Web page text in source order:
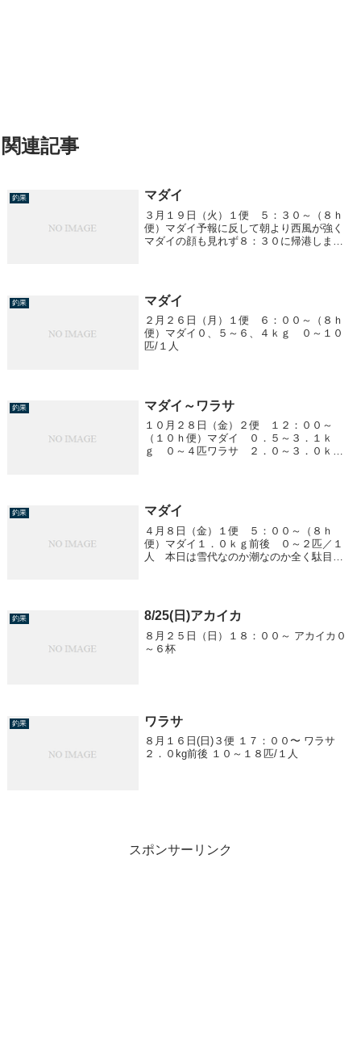
関連記事
釣果 マダイ
３月１９日（火）１便 ５：３０～（８ｈ
便）マダイ予報に反して朝より西風が強く
マダイの顔も見れず８：３０に帰港しまし
釣果 マダイ
２月２６日（月）１便 ６：００～（８ｈ
便）マダイ０、５～６、４ｋｇ ０～１０
匹/１人
釣果 マダイ～ワラサ
１０月２８日（金）２便 １２：００～
（１０ｈ便）マダイ ０．５～３．１ｋ
ｇ ０～４匹ワラサ ２．０～３．０ｋ
釣果 マダイ
４月８日（金）１便 ５：００～（８ｈ
便）マダイ１．０ｋｇ前後 ０～２匹／１
人 本日は雪代なのか潮なのか全く駄目で
釣果 8/25(日)アカイカ
８月２５日（日）１８：００～ アカイカ０
～６杯
釣果 ワラサ
８月１６日(日)３便 １７：００〜 ワラサ
２．０kg前後 １０～１８匹/１人
スポンサーリンク